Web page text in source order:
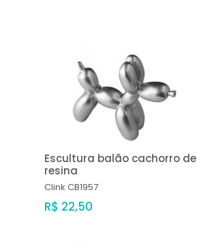
Escultura balão cachorro de
resina
Clink CB1957
R$ 22,50